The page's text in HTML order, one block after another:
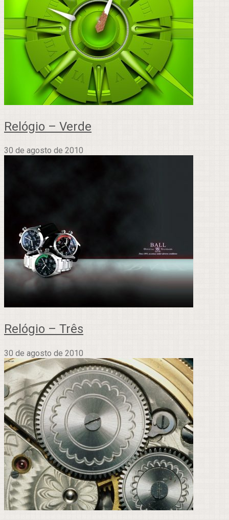
Relógio – Verde
30 de agosto de 2010
Relógio – Três
30 de agosto de 2010